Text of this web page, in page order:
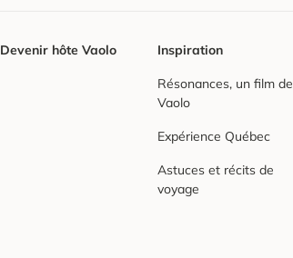
Devenir hôte Vaolo Inspiration
Résonances, un film de
Vaolo
Expérience Québec
Astuces et récits de
voyage